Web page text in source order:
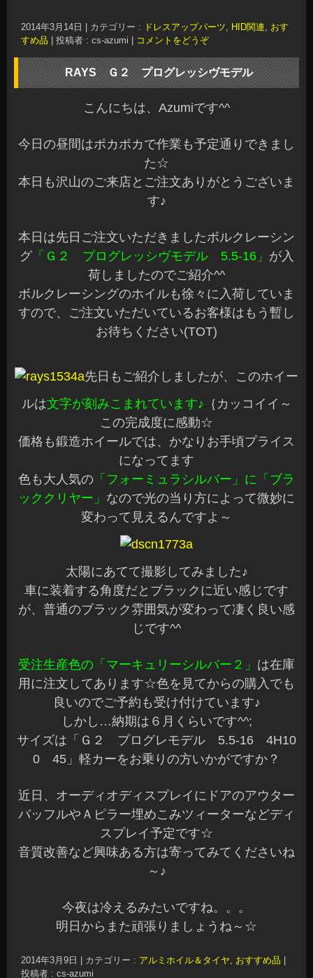
2014年3月14日 カテゴリー : ドレスアップパーツ, HID関連, おす
すめ品
投稿者 : cs-azumi コメントをどうぞ
RAYS Ｇ２ プログレッシヴモデル
こんにちは、Azumiです^^
今日の昼間はポカポカで作業も予定通りできまし
た☆
本日も沢山のご来店とご注文ありがとうございま
す♪
本日は先日ご注文いただきましたボルクレーシン
グ「Ｇ２ プログレッシヴモデル 5.5-16」 が入
荷しましたのでご紹介^^
ボルクレーシングのホイルも徐々に入荷していま
すので、ご注文いただいているお客様はもう暫し
お待ちください(TOT)
先日もご紹介しましたが、このホイー
ルは文字が刻みこまれています♪ ｛カッコイイ～
この完成度に感動☆
価格も鍛造ホイールでは、かなりお手頃プライス
になってます
色も大人気の 「フォーミュラシルバー」に「ブラ
ッククリヤー」 なので光の当り方によって微妙に
変わって見えるんですよ～
太陽にあてて撮影してみました♪
車に装着する角度だとブラックに近い感じです
が、普通のブラック雰囲気が変わって凄く良い感
じです^^
受注生産色の「マーキュリーシルバー２」 は在庫
用に注文してあります☆色を見てからの購入でも
良いのでご予約も受け付けています♪
しかし…納期は６月くらいです^^;
サイズは「Ｇ２ プログレモデル 5.5-16 4H10
0 45」軽カーをお乗りの方いかがですか？
近日、オーディオディスプレイにドアのアウター
バッフルやＡピラー埋めこみツィーターなどディ
スプレイ予定です☆
音質改善など興味ある方は寄ってみてくださいね
～♪
今夜は冷えるみたいですね。。。
明日からまた頑張りましょうね～☆
2014年3月9日 カテゴリー : アルミホイル＆タイヤ, おすすめ品
投稿者 : cs-azumi